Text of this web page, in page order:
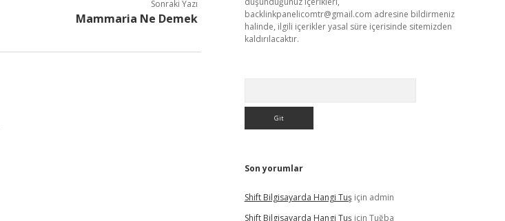
Sonraki Yazı
Mammaria Ne Demek
backlinkpanelicomtr@gmail.com adresine bildirmeniz
halinde, ilgili içerikler yasal süre içerisinde sitemizden
kaldırılacaktır.
Son yorumlar
Shift Bilgisayarda Hangi Tuşiçin admin
Shift Bilgisayarda Hangi Tuşiçin Tuğba